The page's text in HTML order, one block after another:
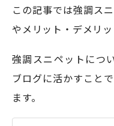
この記事では強調ス
やメリット・デメリッ
強調スニペットにつ
ブログに活かすこと
ます。